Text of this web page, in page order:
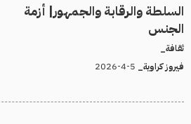
السلطة والرقابة والجمهور| أزمة
الجنس
ثقافة_
فيروز كراوية_